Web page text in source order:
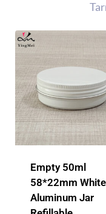
Empty 50ml
58*22mm White
Aluminum Jar